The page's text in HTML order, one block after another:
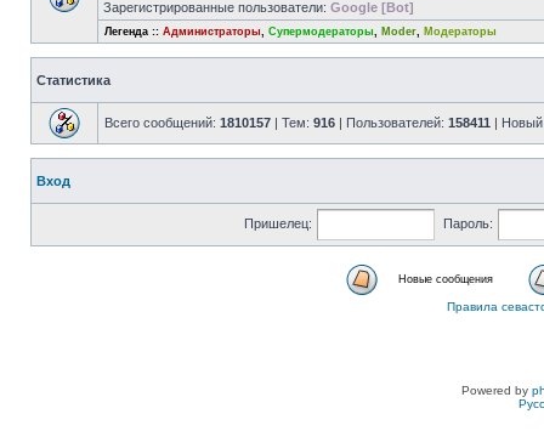
Зарегистрированные пользователи: Google [Bot]
Легенда :: Администраторы, Супермодераторы, Moder, Модераторы
Статистика
Всего сообщений: 1810157 | Тем: 916 | Пользователей: 158411 | Новый
Вход
Пришелец: Пароль:
Новые сообщения
Правила
Powered by